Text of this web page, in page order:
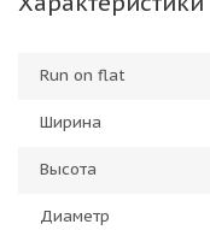
Run on flat
Ширина
Высота
Диаметр